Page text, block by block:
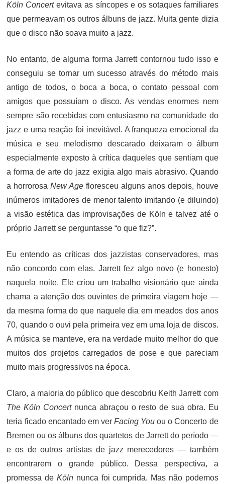
Köln Concertevitava as síncopes e os sotaques familiares
que permeavam os outros álbuns de jazz. Muita gente dizia
que o disco não soava muito a jazz.
No entanto, de alguma forma Jarrett contornou tudo isso e
conseguiu se tornar um sucesso através do método mais
antigo de todos, o boca a boca, o contato pessoal com
amigos que possuíam o disco. As vendas enormes nem
sempre são recebidas com entusiasmo na comunidade do
jazz e uma reação foi inevitável. A franqueza emocional da
música e seu melodismo descarado deixaram o álbum
especialmente exposto à crítica daqueles que sentiam que
a forma de arte do jazz exigia algo mais abrasivo. Quando
a horrorosaNew Age floresceu alguns anos depois, houve
inúmeros imitadores de menor talento imitando (e diluindo)
a visão estética das improvisações de Köln e talvez até o
próprio Jarrett se perguntasse “o que fiz?”.
Eu entendo as críticas dos jazzistas conservadores, mas
não concordo com elas. Jarrett fez algo novo (e honesto)
naquela noite. Ele criou um trabalho visionário que ainda
chama a atenção dos ouvintes de primeira viagem hoje —
da mesma forma do que naquele dia em meados dos anos
70, quando o ouvi pela primeira vez em uma loja de discos.
A música se manteve, era na verdade muito melhor do que
muitos dos projetos carregados de pose e que pareciam
muito mais progressivos na época.
Claro, a maioria do público que descobriu Keith Jarrett com
The Köln Concertnunca abraçou o resto de sua obra. Eu
teria ficado encantado em ver Facing You ou o Concerto de
Bremen ou os álbuns dos quartetos de Jarrett do período —
e os de outros artistas de jazz merecedores — também
encontrarem o grande público. Dessa perspectiva, a
promessa de Kölnnunca foi cumprida. Mas não podemos